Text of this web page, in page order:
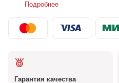
Подробнее
Гарантия качества